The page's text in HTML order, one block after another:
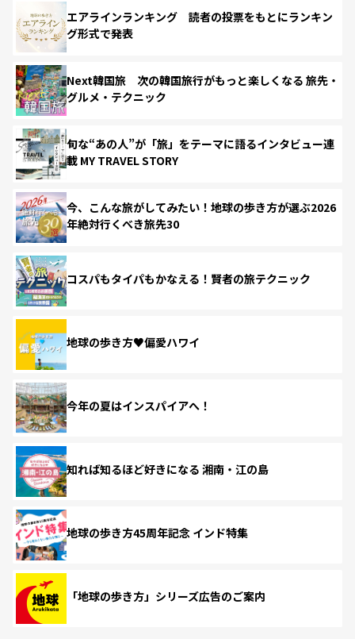
エアラインランキング 読者の投票をもとにランキン
グ形式で発表
Next韓国旅 次の韓国旅行がもっと楽しくなる 旅先・
グルメ・テクニック
旬な“あの人”が「旅」をテーマに語るインタビュー連
載 MY TRAVEL STORY
今、こんな旅がしてみたい！地球の歩き方が選ぶ2026
年絶対行くべき旅先30
コスパもタイパもかなえる！賢者の旅テクニック
地球の歩き方♥偏愛ハワイ
今年の夏はインスパイアへ！
知れば知るほど好きになる 湘南・江の島
地球の歩き方45周年記念 インド特集
「地球の歩き方」シリーズ広告のご案内